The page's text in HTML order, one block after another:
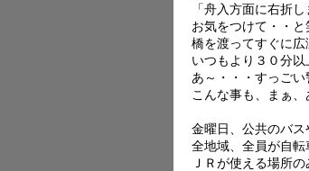
「舟入方面に右折
お気をつけて・・と
橋を渡ってすぐに広
いつもより３０分以
あ～・・・すっごい
こんな事も、まぁ、
金曜日、公共のバス
全地域、全員が自転
ＪＲが使える場所の